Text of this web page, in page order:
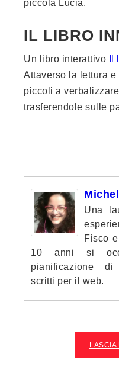
piccola Lucia.
IL LIBRO
Un libro interattivo
Attaverso la lettura e
piccoli a
trasferendole sulle
Una
Fisco
10 anni si
pianificazione di
scritti per il web.
LASCIA